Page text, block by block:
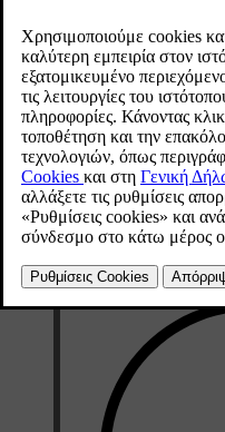
ΠατήστεΡυθμίσειςστην
Πατήστε Επικοινωνία→
Ήχοι κουδουνίσματος-
χρησιμοποιήσετε έναν
αυτοκίνητο. Ορισμένα
και, για το λόγο αυτό, οι
διαθέσιμοι στο
Σειρά ταξινόμησης-
λίστα επαφών.